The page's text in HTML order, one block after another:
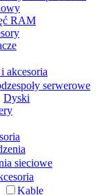
RAM
akcesoria
serwerowe
Dyski
sieciowe
Kable